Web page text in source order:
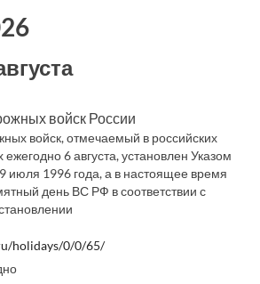
войск России
войск, отмечаемый в российских
6 августа, установлен Указом
июля 1996 года, а в настоящее время
день ВС РФ в соответствии с
holidays/0/0/65/